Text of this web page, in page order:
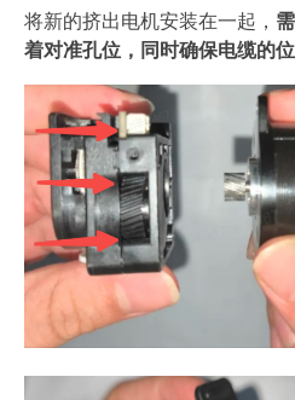
将新的挤出电机安装在一起，
着对准孔位，同时确保电缆的